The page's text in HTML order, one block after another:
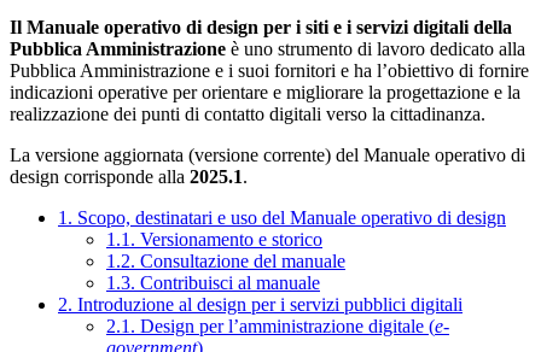
Il Manuale operativo di design per i siti e i servizi digitali della
Pubblica Amministrazione è uno strumento di lavoro dedicato alla
Pubblica Amministrazione e i suoi fornitori e ha l’obiettivo di fornire
indicazioni operative per orientare e migliorare la progettazione e la
realizzazione dei punti di contatto digitali verso la cittadinanza.
La versione aggiornata (versione corrente) del Manuale operativo di
design corrisponde alla 2025.1.
1. Scopo, destinatari e uso del Manuale operativo di design
1.1. Versionamento e storico
1.2. Consultazione del manuale
1.3. Contribuisci al manuale
2. Introduzione al design per i servizi pubblici digitali
2.1. Design per l’amministrazione digitale (e-
government)